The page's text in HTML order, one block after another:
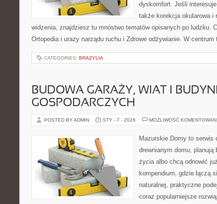
dyskomfort. Jeśli
także korekcja okularowa i
widzenia, znajdziesz tu mnóstwo tematów opisanych po ludzku.
Ortopedia i urazy narządu ruchu i Zdrowe odżywianie. W
CATEGORIES: BRAZYLIA
BUDOWA GARAŻY, WIAT I
GOSPODARCZYCH
POSTED BY ADMIN STY - 7 - 2026 MOŻLIWOŚĆ
Mazurskie Domy to serwis
drewnianym domu, planują
życia albo chcą odnowić
kompendium, gdzie łączą
naturalnej, praktyczne
coraz popularniejsze